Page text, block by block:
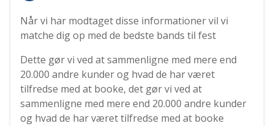
Når vi har modtaget disse informationer vil vi
matche dig op med de bedste bands til fest
Dette gør vi ved at sammenligne med mere end
20.000 andre kunder og hvad de har været
tilfredse med at booke, det gør vi ved at
sammenligne med mere end 20.000 andre kunder
og hvad de har været tilfredse med at booke